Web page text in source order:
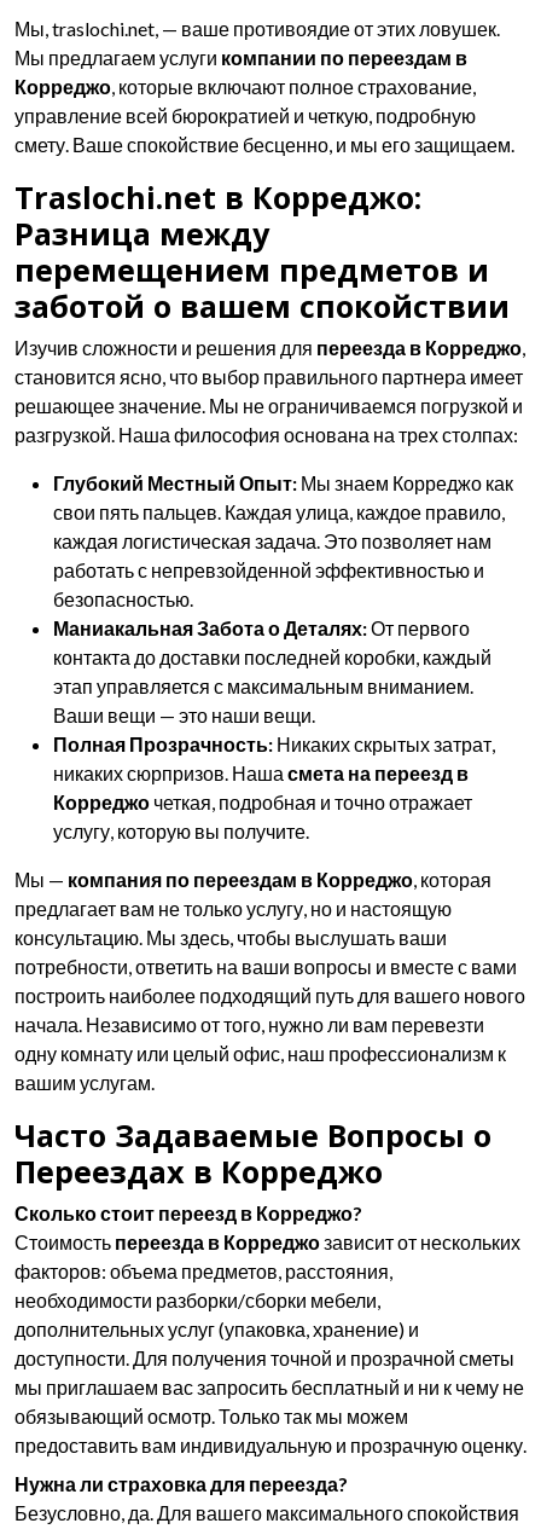
Мы, traslochi.net, — ваше противоядие от этих ловушек.
Мы предлагаем услуги компании по переездам в
Корреджо, которые включают полное страхование,
управление всей бюрократией и четкую, подробную
смету. Ваше спокойствие бесценно, и мы его защищаем.
Traslochi.net в Корреджо:
Разница между
перемещением предметов и
заботой о вашем спокойствии
Изучив сложности и решения для переезда в Корреджо,
становится ясно, что выбор правильного партнера имеет
решающее значение. Мы не ограничиваемся погрузкой и
разгрузкой. Наша философия основана на трех столпах:
Глубокий Местный Опыт: Мы знаем Корреджо как
свои пять пальцев. Каждая улица, каждое правило,
каждая логистическая задача. Это позволяет нам
работать с непревзойденной эффективностью и
безопасностью.
Маниакальная Забота о Деталях:От первого
контакта до доставки последней коробки, каждый
этап управляется с максимальным вниманием.
Ваши вещи — это наши вещи.
Полная Прозрачность: Никаких скрытых затрат,
никаких сюрпризов. Наша смета на переезд в
Корреджо четкая, подробная и точно отражает
услугу, которую вы получите.
Мы — компания по переездам в Корреджо, которая
предлагает вам не только услугу, но и настоящую
консультацию. Мы здесь, чтобы выслушать ваши
потребности, ответить на ваши вопросы и вместе с вами
построить наиболее подходящий путь для вашего нового
начала. Независимо от того, нужно ли вам перевезти
одну комнату или целый офис, наш профессионализм к
вашим услугам.
Часто Задаваемые Вопросы о
Переездах в Корреджо
Сколько стоит переезд в Корреджо?
Стоимость переезда в Корреджозависит от нескольких
факторов: объема предметов, расстояния,
необходимости разборки/сборки мебели,
дополнительных услуг (упаковка, хранение) и
доступности. Для получения точной и прозрачной сметы
мы приглашаем вас запросить бесплатный и ни к чему не
обязывающий осмотр. Только так мы можем
предоставить вам индивидуальную и прозрачную оценку.
Нужна ли страховка для переезда?
Безусловно, да. Для вашего максимального спокойствия